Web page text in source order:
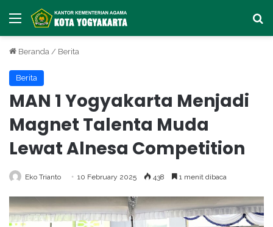
Menu
Beranda / Berita
Berita
MAN 1 Yogyakarta Menjadi
Magnet Talenta Muda
Lewat Alnesa Competition
Eko Trianto 10 February 2025 438 1 menit dibaca